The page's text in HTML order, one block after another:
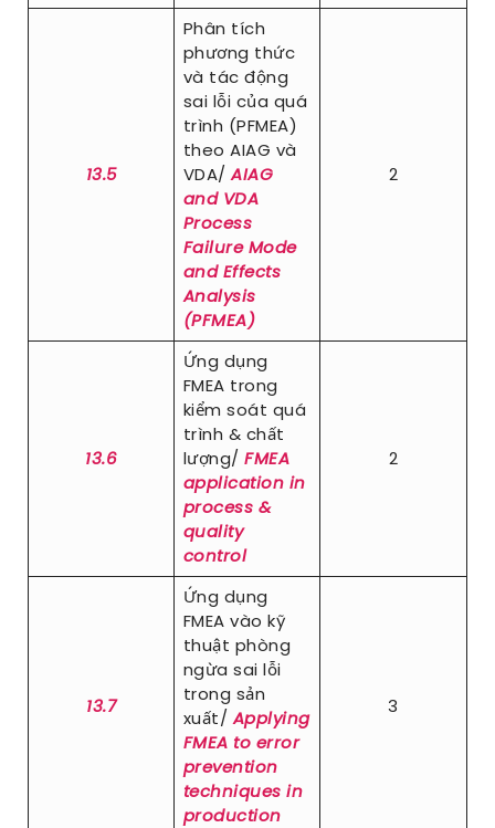
13.5
Phân tích
phương thức
và tác động
sai lỗi của quá
trình (PFMEA)
theo AIAG và
VDA/AIAG
and VDA
Process
Failure Mode
and Effects
Analysis
(PFMEA)
2
13.6
Ứng dụng
FMEA trong
kiểm soát quá
trình & chất
lượng/ FMEA
application in
process &
quality
control
2
13.7
Ứng dụng
FMEA vào kỹ
thuật phòng
ngừa sai lỗi
trong sản
xuất/Applying
FMEA to error
prevention
techniques in
production
3